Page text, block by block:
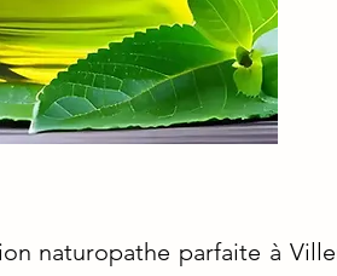
naturopathe parfaite à